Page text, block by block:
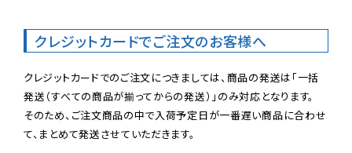
クレジットカードでご注文のお客様へ
クレジットカードでのご注文につきましては、商品の発送は「一括
発送（すべての商品が揃ってからの発送）」のみ対応となります。
そのため、ご注文商品の中で入荷予定日が一番遅い商品に合わせ
て、まとめて発送させていただきます。